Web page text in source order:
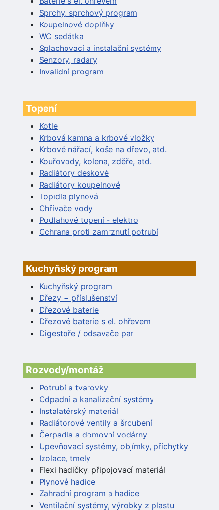
Sprchy, sprchový program
Koupelnové doplňky
WC sedátka
Splachovací a instalační systémy
Senzory, radary
Invalidní program
Topení
Kotle
Krbová kamna a krbové vložky
Krbové nářadí, koše na dřevo, atd.
Kouřovody, kolena, zděře, atd.
Radiátory deskové
Radiátory koupelnové
Topidla plynová
Ohřívače vody
Podlahové topení - elektro
Ochrana proti zamrznutí potrubí
Kuchyňský program
Kuchyňský program
Dřezy + příslušenství
Dřezové baterie
Dřezové baterie s el. ohřevem
Digestoře / odsavače par
Rozvody/montáž
Potrubí a tvarovky
Odpadní a kanalizační systémy
Instalatérský materiál
Radiátorové ventily a šroubení
Čerpadla a domovní vodárny
Upevňovací systémy, objímky, příchytky
Izolace, tmely
Flexi hadičky, připojovací materiál
Plynové hadice
Zahradní program a hadice
Ventilační systémy, výrobky z plastu